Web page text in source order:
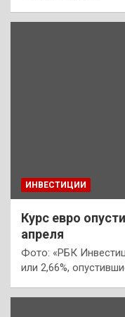
ИНВЕСТИЦИИ
Курс евро
апреля
Фото: «РБК
или 2,66%,